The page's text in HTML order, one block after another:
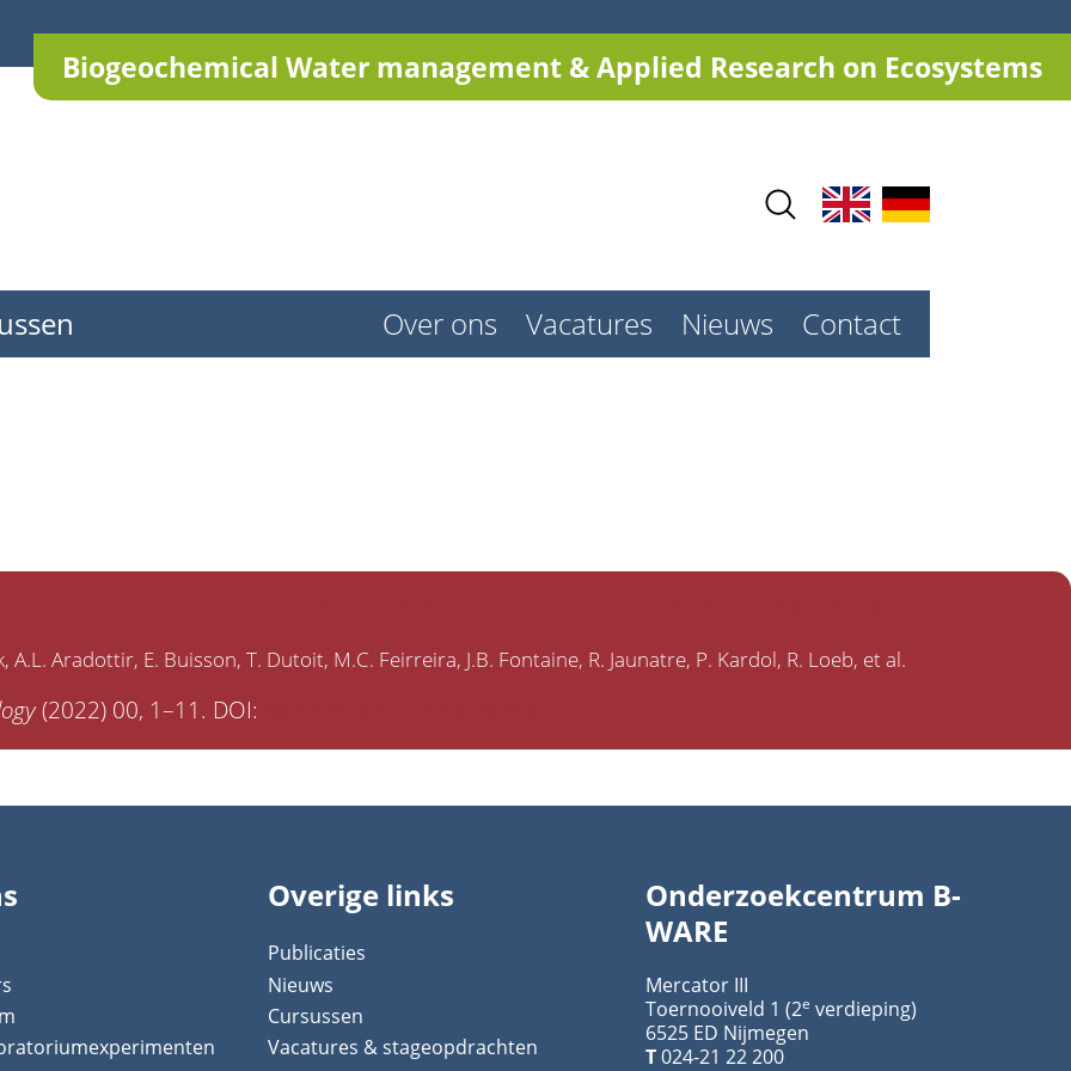
Biogeochemical Water management & Applied Research on Ecosystems
Contact
Nieuws
Vacatures
Over ons
A.L. Aradottir E. Buisson T. Dutoit M.C. Feirreira J.B. Fontaine R. Jaunatre P. Kardol R. Loeb et al.
(2022) 00, 1–11. DOI:
Overige links
Publicaties
Nieuws
Cursussen
Vacatures & stageopdrachten
Onderzoekcentrum B-
WARE
Mercator III
Toernooiveld 1 (2e verdieping)
6525 ED Nijmegen
T024-21 22 200